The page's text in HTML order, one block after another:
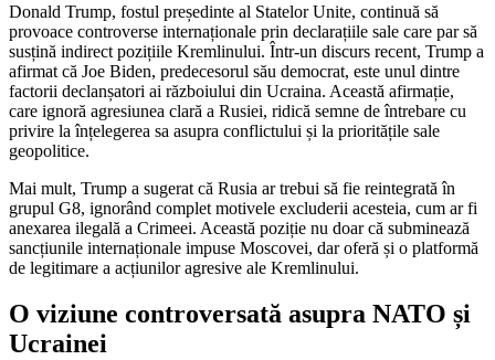
Donald Trump, fostul președinte al Statelor Unite, continuă să
provoace controverse internaționale prin declarațiile sale care par să
susțină indirect pozițiile Kremlinului. Într-un discurs recent, Trump a
afirmat că Joe Biden, predecesorul său democrat, este unul dintre
factorii declanșatori ai războiului din Ucraina. Această afirmație,
care ignoră agresiunea clară a Rusiei, ridică semne de întrebare cu
privire la înțelegerea sa asupra conflictului și la prioritățile sale
geopolitice.
Mai mult, Trump a sugerat că Rusia ar trebui să fie reintegrată în
grupul G8, ignorând complet motivele excluderii acesteia, cum ar fi
anexarea ilegală a Crimeei. Această poziție nu doar că subminează
sancțiunile internaționale impuse Moscovei, dar oferă și o platformă
de legitimare a acțiunilor agresive ale Kremlinului.
O viziune controversată asupra NATO și
Ucrainei